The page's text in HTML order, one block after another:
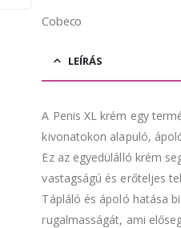
Cobeco
LEÍRÁS
A Penis XL krém egy
kivonatokon alapuló,
Ez az egyedülálló krém
vastagságú és erőteljes
Tápláló és ápoló hatása
rugalmasságát, ami